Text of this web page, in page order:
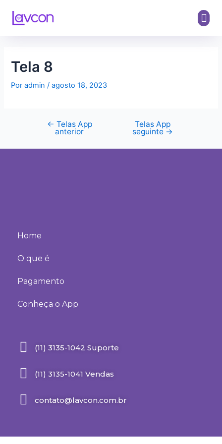
Tela 8
Poradmin/agosto 18, 2023
← Telas App
anterior
Telas App
seguinte →
Home
O que é
Pagamento
Conheça o App
(11) 3135-1042 Suporte
(11) 3135-1041 Vendas
contato@lavcon.com.br